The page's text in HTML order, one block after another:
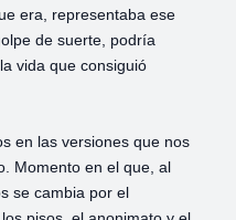
era, representaba ese
de suerte, podría
vida que consiguió
en las versiones que nos
Momento en el que, al
se cambia por el